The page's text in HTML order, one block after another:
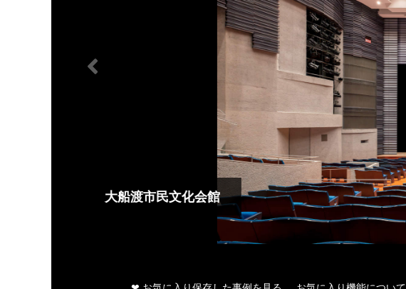
大船渡市民文化会館